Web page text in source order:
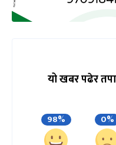
यो खबर पढेर
98% 0%